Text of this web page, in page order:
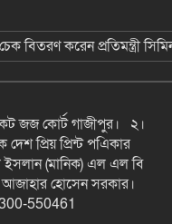
বিতরণ করেন প্রতিমন্ত্রী
জজ কোর্ট গাজীপুর। ২।
প্রিয় প্রিন্ট পএিকার
(মানিক) এল এল বি
হোসেন সরকার।
550461